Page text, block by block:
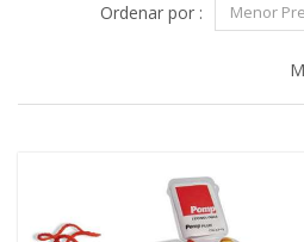
Ordenar por : Menor